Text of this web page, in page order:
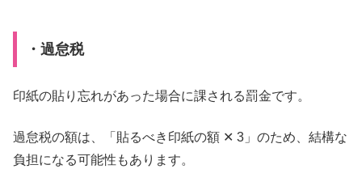
・過怠税
印紙の貼り忘れがあった場合に課される罰金です。
過怠税の額は、「貼るべき印紙の額 ✕ 3」のため、結構な
負担になる可能性もあります。